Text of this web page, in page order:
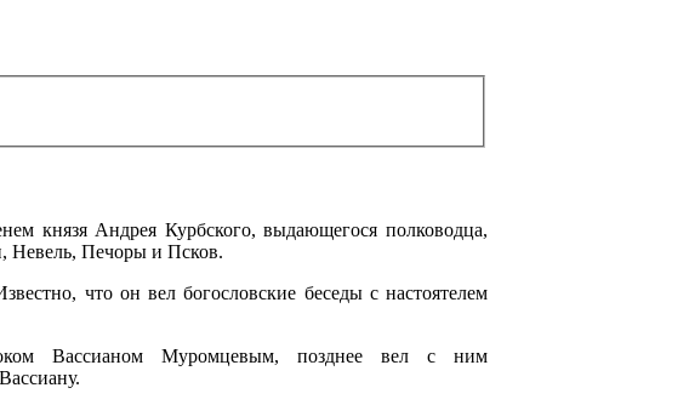
князя Андрея Курбского, выдающегося полководца,
Невель, Печоры и Псков.
что он вел богословские беседы с настоятелем
Вассианом Муромцевым, позднее вел с ним